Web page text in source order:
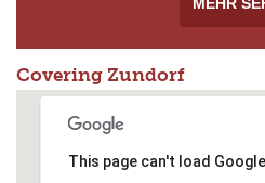
MEHR
Covering Zundorf
This page can't load